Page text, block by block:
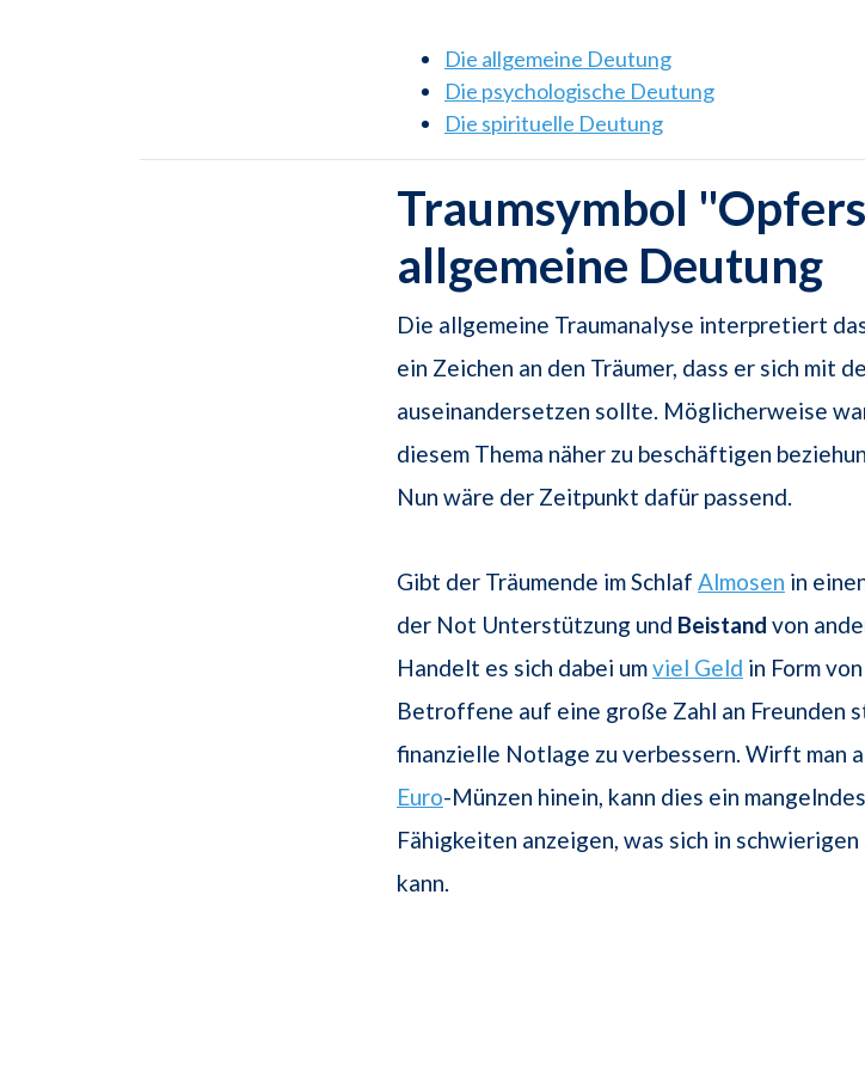
Die allgemeine Deutung
Die psychologische Deutung
Die spirituelle Deutung
Traumsymbol
allgemeine Deutung
Die allgemeine Traumanalyse interpretiert
ein Zeichen an den Träumer, dass er sich mit
auseinandersetzen sollte. Möglicherweise
diesem Thema näher zu beschäftigen
Nun wäre der Zeitpunkt dafür passend.
Gibt der Träumende im Schlaf Almosen in
der Not Unterstützung und Beistand von
Handelt es sich dabei umviel Geld in Form von
Betroffene auf eine große Zahl an Freunden
finanzielle Notlage zu verbessern. Wirft man
Euro-Münzen hinein, kann dies ein
Fähigkeiten anzeigen, was sich in
kann.